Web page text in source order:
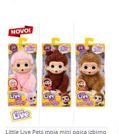
Little Live Pets moja mini opica izbirno